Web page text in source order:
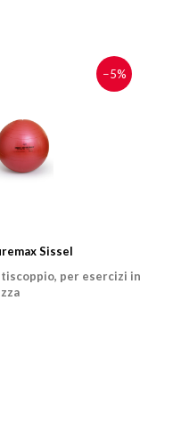
−5%
Sissel
per esercizi in